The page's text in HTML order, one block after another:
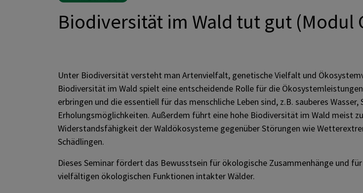
Biodiversität im Wald tut gut (Modul
Unter Biodiversität versteht man Artenvielfalt, genetische Vielfalt und
Biodiversität im Wald spielt eine entscheidende Rolle für die
erbringen und die essentiell für das menschliche Leben sind, z.B. sauberes Wasser,
Erholungsmöglichkeiten. Außerdem führt eine hohe Biodiversität im Wald meist
Widerstandsfähigkeit der Waldökosysteme gegenüber Störungen wie
Schädlingen.
Dieses Seminar fördert das Bewusstsein für ökologische Zusammenhänge und
vielfältigen ökologischen Funktionen intakter Wälder.